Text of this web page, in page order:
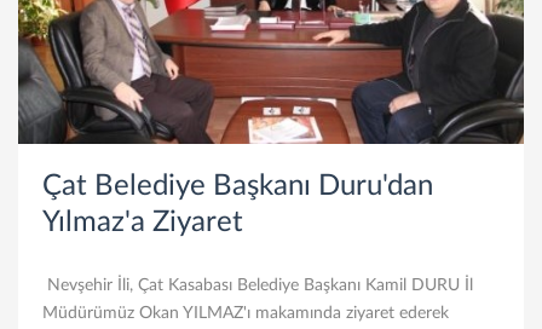
Çat Belediye Başkanı Duru'dan
Yılmaz'a Ziyaret
Nevşehir İli, Çat Kasabası Belediye Başkanı Kamil DURU İl
Müdürümüz Okan YILMAZ'ı makamında ziyaret ederek